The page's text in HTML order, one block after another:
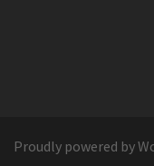
Proudly powered by